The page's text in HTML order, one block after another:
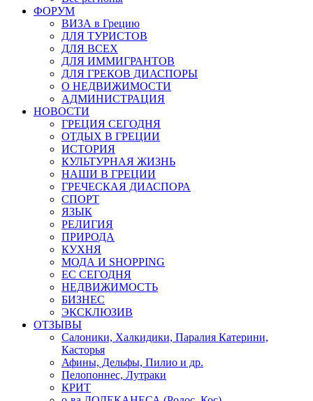
ФОРУМ
ВИЗА в Грецию
ДЛЯ ТУРИСТОВ
ДЛЯ ВСЕХ
ДЛЯ ИММИГРАНТОВ
ДЛЯ ГРЕКОВ ДИАСПОРЫ
О НЕДВИЖИМОСТИ
АДМИНИСТРАЦИЯ
НОВОСТИ
ГРЕЦИЯ СЕГОДНЯ
ОТДЫХ В ГРЕЦИИ
ИСТОРИЯ
КУЛЬТУРНАЯ ЖИЗНЬ
НАШИ В ГРЕЦИИ
ГРЕЧЕСКАЯ ДИАСПОРА
СПОРТ
ЯЗЫК
РЕЛИГИЯ
ПРИРОДА
КУХНЯ
МОДА И SHOPPING
ЕС СЕГОДНЯ
НЕДВИЖИМОСТЬ
БИЗНЕС
ЭКСКЛЮЗИВ
ОТЗЫВЫ
Салоники, Халкидики, Паралия Катерини,
Касторья
Афины, Дельфы, Пилио и др.
Пелопоннес, Лутраки
КРИТ